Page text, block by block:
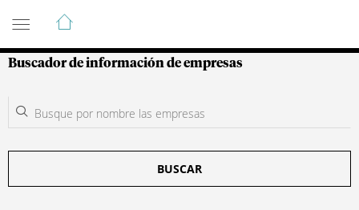
Guía de Empresas Colombianas
Buscador de información de empresas
BUSCAR